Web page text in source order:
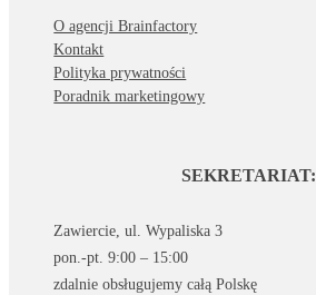
O agencji Brainfactory
Kontakt
Polityka prywatności
Poradnik marketingowy
SEKRETARIAT:
Zawiercie, ul. Wypaliska 3
pon.-pt. 9:00 – 15:00
zdalnie obsługujemy całą Polskę